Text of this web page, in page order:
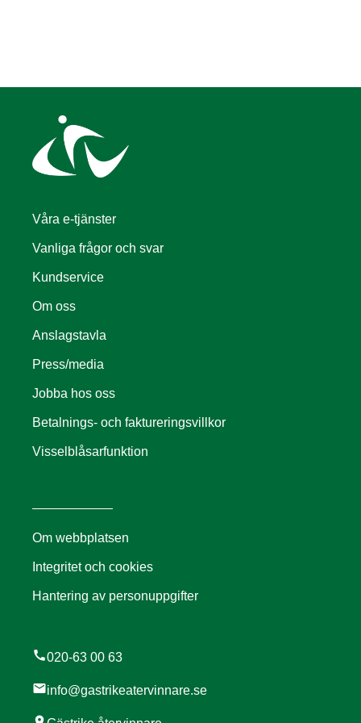
Våra e-tjänster
Vanliga frågor och svar
Kundservice
Om oss
Anslagstavla
Press/media
Jobba hos oss
Betalnings- och faktureringsvillkor
Visselblåsarfunktion
Om webbplatsen
Integritet och cookies
Hantering av personuppgifter
call020-63 00 63
mailinfo@gastrikeatervinnare.se